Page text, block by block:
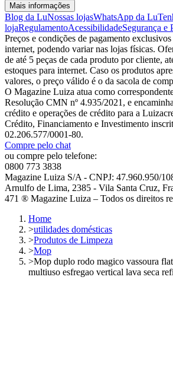
Mais informações
Blog da LuNossas lojasWhatsApp da Lu
lojaRegulamentoAcessibilidadeSegurança e
Preços e condições de pagamento
internet, podendo variar nas lojas físicas.
de até 5 peças de cada produto por cliente,
estoques para internet. Caso os produtos
valores, o preço válido é o da sacola de
O Magazine Luiza atua como
Resolução CMN nº 4.935/2021, e
crédito e operações de crédito para a
Crédito, Financiamento e Investimento
02.206.577/0001-80.
Compre pelo chat
ou compre pelo telefone:
0800 773 3838
Magazine Luiza S/A - CNPJ: 47.960.950/
Arnulfo de Lima, 2385 - Vila Santa Cruz,
471 ® Magazine Luiza – Todos os direitos
Home
>utilidades domésticas
>Produtos de Limpeza
>Mop
>Mop duplo rodo magico vassoura
multiuso esfregao vertical lava seca